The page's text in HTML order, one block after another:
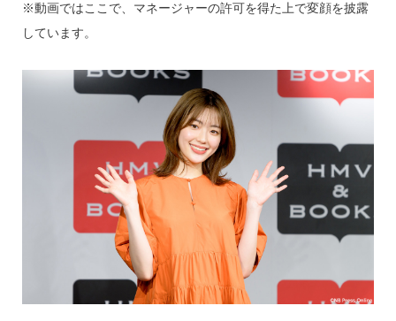
※動画ではここで、マネージャーの許可を得た上で変顔を披露
しています。